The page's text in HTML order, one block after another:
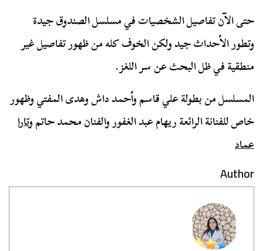
حتى الآن تفاصيل الشخصيات في مسلسل الصندوق جيدة
وتطور الأحداث جيد ولكن الخوف كله من ظهور تفاصيل غير
منطقية في ظل البحث عن سر اللغز.
المسلسل من بطولة علي قاسم وأحمد داش وهدى المفتي وظهور
خاص للفنانة الرائعة ريهام عبد الغفور والفنان محمد حاتم وتارا
عماد
Author